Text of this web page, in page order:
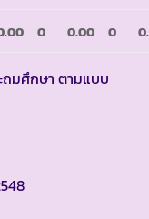
.00 0 0.00 0 0.
ถมศึกษา ตามแบบ